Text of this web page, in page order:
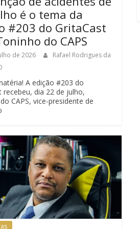
é o tema da
#203 do GritaCast
do CAPS
de 2026
Rafael Rodrigues da
A edição #203 do
recebeu, dia 22 de julho,
CAPS, vice-presidente de